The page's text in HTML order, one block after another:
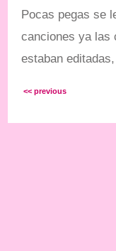
Pocas pegas se
canciones ya las
estaban
<< previous